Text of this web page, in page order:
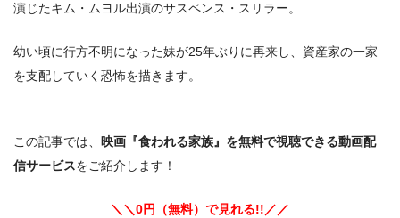
演じたキム・ムヨル出演のサスペンス・スリラー。
幼い頃に行方不明になった妹が25年ぶりに再来し、資産家の一家
を支配していく恐怖を描きます。
この記事では、 映画『食われる家族』を無料で視聴できる動画配
信サービスをご紹介します！
＼＼0円（無料）で見れる!!／／